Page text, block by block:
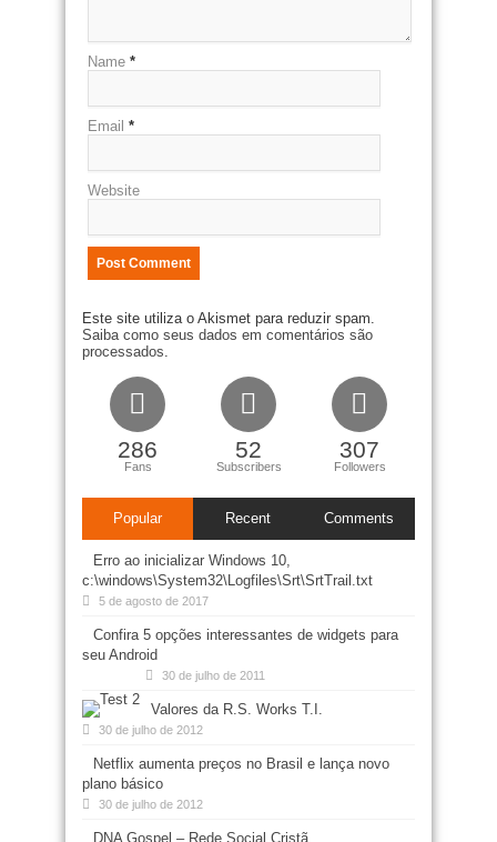
Name *
Email *
Website
Este site utiliza o Akismet para reduzir spam.
Saiba como seus dados em comentários são
processados.
286
Fans
52
Subscribers
307
Followers
Popular Recent Comments
Erro ao inicializar Windows 10,
c:\windows\System32\Logfiles\Srt\SrtTrail.txt
5 de agosto de 2017
Confira 5 opções interessantes de widgets para
seu Android
30 de julho de 2011
Valores da R.S. Works T.I.
30 de julho de 2012
Netflix aumenta preços no Brasil e lança novo
plano básico
30 de julho de 2012
DNA Gospel – Rede Social Cristã